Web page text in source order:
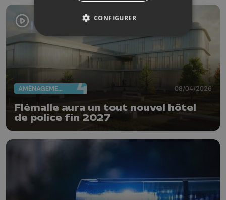
AMÉNAGEMENT DU TERRITOIRE 08/04/2026
Flémalle aura un tout nouvel hôtel
de police fin 2027
CONFIGURER